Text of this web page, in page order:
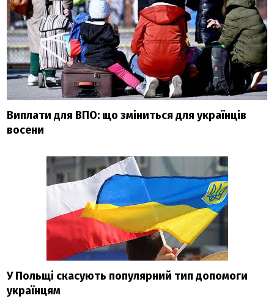
Виплати для ВПО: що зміниться для українців
восени
У Польщі скасують популярний тип допомоги
українцям